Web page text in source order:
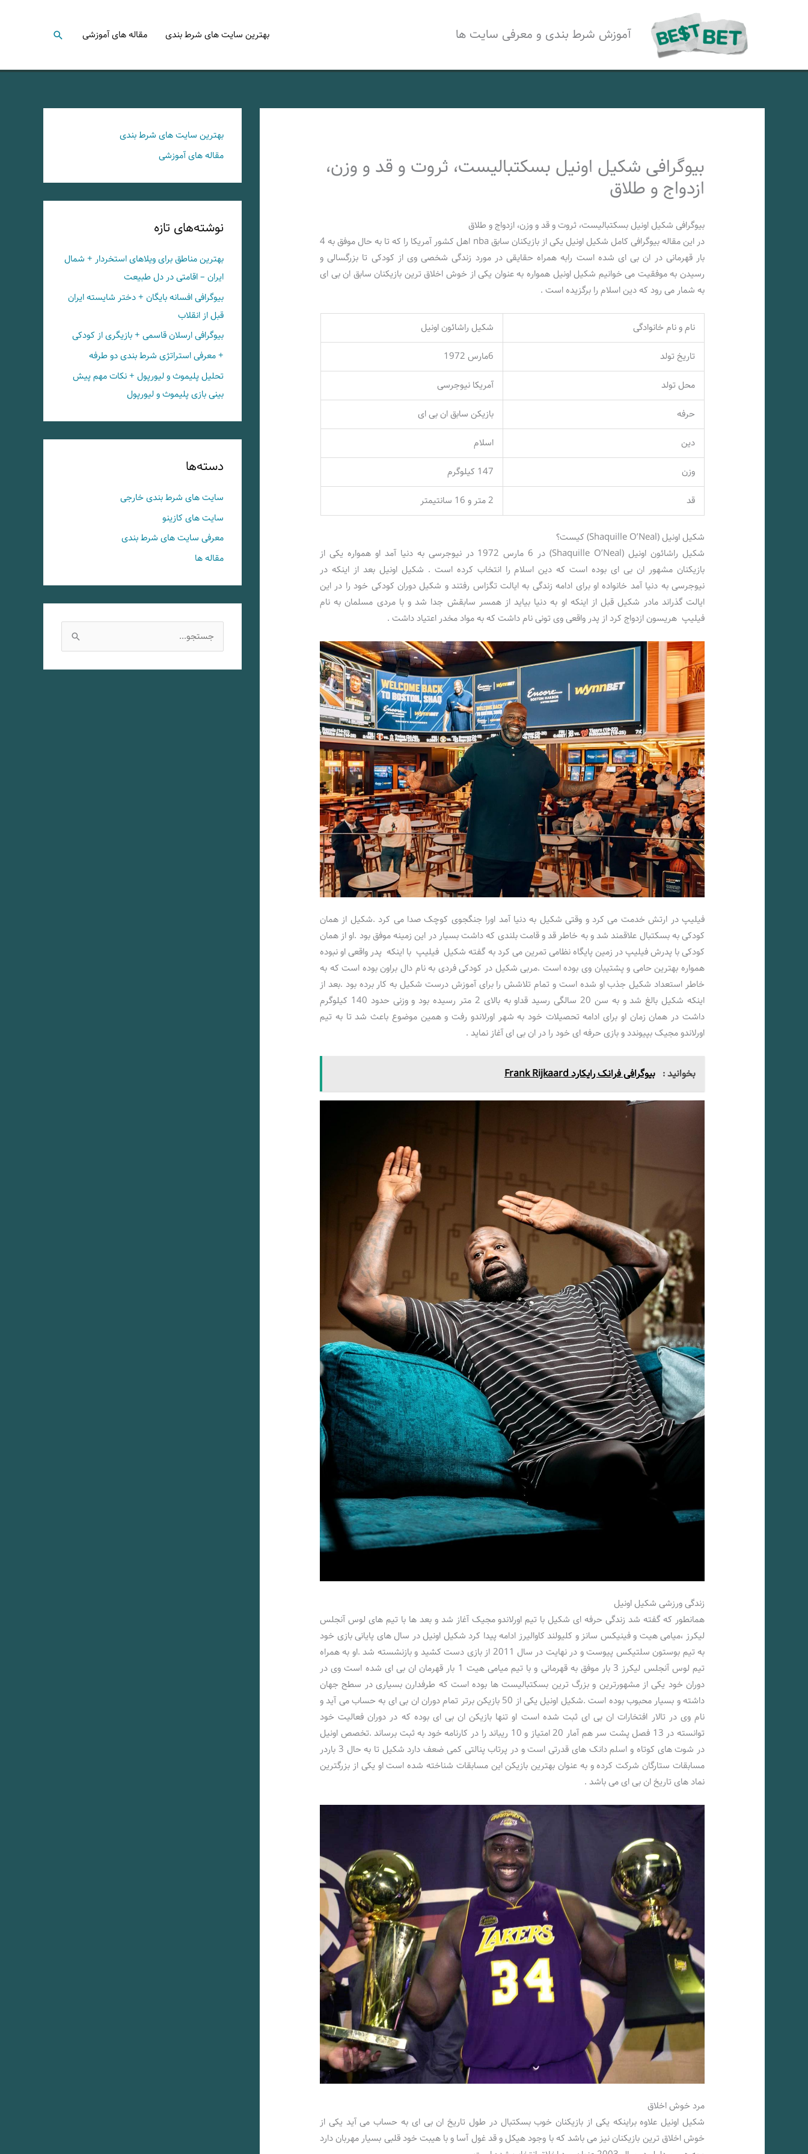
آموزش شرط بندی و معرفی سایت ها بهترین سایت های شرط بندی مقاله های آموزشی جستجو
بیوگرافی شکیل اونیل بسکتبالیست، ثروت و قد و وزن،
ازدواج و طلاق
بیوگرافی شکیل اونیل بسکتبالیست، ثروت و قد و وزن، ازدواج و طلاق
در این مقاله بیوگرافی کامل شکیل اونیل یکی از بازیکنان سابق nba اهل کشور آمریکا را که تا به حال موفق به 4
بار قهرمانی در ان بی ای شده است رابه همراه حقایقی در مورد زندگی شخصی وی از کودکی تا بزرگسالی و
رسیدن به موفقیت می خوانیم شکیل اونیل همواره به عنوان یکی از خوش اخلاق ترین بازیکنان سابق ان بی ای
به شمار می رود که دین اسلام را برگزیده است .
نام و نام خانوادگی
شکیل راشائون اونیل
تاریخ تولد
6مارس 1972
محل تولد
آمریکا نیوجرسی
حرفه
بازیکن سابق ان بی ای
دین
اسلام
وزن
147 کیلوگرم
قد
2 متر و 16 سانتیمتر
شکیل اونیل (Shaquille O’Neal) کیست؟
شکیل راشائون اونیل (Shaquille O’Neal) در 6 مارس 1972 در نیوجرسی به دنیا آمد او همواره یکی از
بازیکنان مشهور ان بی ای بوده است که دین اسلام را انتخاب کرده است . شکیل اونیل بعد از اینکه در
نیوجرسی به دنیا آمد خانواده او برای ادامه زندگی به ایالت تگزاس رفتند و شکیل دوران کودکی خود را در این
ایالت گذراند مادر شکیل قبل از اینکه او به دنیا بیاید از همسر سابقش جدا شد و با مردی مسلمان به نام
فیلیپ هریسون ازدواج کرد از پدر واقعی وی تونی نام داشت که به مواد مخدر اعتیاد داشت .
فیلیپ در ارتش خدمت می کرد و وقتی شکیل به دنیا آمد اورا جنگجوی کوچک صدا می کرد .شکیل از همان
کودکی به بسکتبال علاقمند شد و به خاطر قد و قامت بلندی که داشت بسیار در این زمینه موفق بود .او از همان
کودکی با پدرش فیلیپ در زمین پایگاه نظامی تمرین می کرد به گفته شکیل فیلیپ با اینکه پدر واقعی او نبوده
همواره بهترین حامی و پشتیبان وی بوده است .مربی شکیل در کودکی فردی به نام دال براون بوده است که به
خاطر استعداد شکیل جذب او شده است و تمام تلاشش را برای آموزش درست شکیل به کار برده بود .بعد از
اینکه شکیل بالغ شد و به سن 20 سالگی رسید قداو به بالای 2 متر رسیده بود و وزنی حدود 140 کیلوگرم
داشت در همان زمان او برای ادامه تحصیلات خود به شهر اورلاندو رفت و همین موضوع باعث شد تا به تیم
اورلاندو مجیک بپیوندد و بازی حرفه ای خود را در ان بی ای آغاز نماید .
بخوانید : بیوگرافی فرانک رایکارد Frank Rijkaard
زندگی ورزشی شکیل اونیل
همانطور که گفته شد زندگی حرفه ای شکیل با تیم اورلاندو مجیک آغاز شد و بعد ها با تیم های لوس آنجلس
لیکرز ،میامی هیت و فینیکس سانز و کلیولند کاوالیرز ادامه پیدا کرد شکیل اونیل در سال های پایانی بازی خود
به تیم بوستون سلتیکس پیوست و در نهایت در سال 2011 از بازی دست کشید و بازنشسته شد .او به همراه
تیم لوس آنجلس لیکرز 3 بار موفق به قهرمانی و با تیم میامی هیت 1 بار قهرمان ان بی ای شده است وی در
دوران خود یکی از مشهورترین و بزرگ ترین بسکتبالیست ها بوده است که طرفدارن بسیاری در سطح جهان
داشته و بسیار محبوب بوده است .شکیل اونیل یکی از 50 بازیکن برتر تمام دوران ان بی ای به حساب می آید و
نام وی در تالار افتخارات ان بی ای ثبت شده است او تنها بازیکن ان بی ای بوده که در دوران فعالیت خود
توانسته در 13 فصل پشت سر هم آمار 20 امتیاز و 10 ریباند را در کارنامه خود به ثبت برساند .تخصص اونیل
در شوت های کوتاه و اسلم دانک های قدرتی است و در پرتاب پنالتی کمی ضعف دارد شکیل تا به حال 3 باردر
مسابقات ستارگان شرکت کرده و به عنوان بهترین بازیکن این مسابقات شناخته شده است او یکی از بزرگترین
نماد های تاریخ ان بی ای می باشد .
مرد خوش اخلاق
شکیل اونیل علاوه براینکه یکی از بازیکنان خوب بسکتبال در طول تاریخ ان بی ای به حساب می آید یکی از
خوش اخلاق ترین بازیکنان نیز می باشد که با وجود هیکل و قد غول آسا و با هیبت خود قلبی بسیار مهربان دارد
بهترین سایت های شرط بندی
مقاله های آموزشی
نوشته‌های تازه
بهترین مناطق برای ویلاهای استخردار + شمال
ایران – اقامتی در دل طبیعت
بیوگرافی افسانه بایگان + دختر شایسته ایران
قبل از انقلاب
بیوگرافی ارسلان قاسمی + بازیگری از کودکی
+ معرفی استراتژی شرط بندی دو طرفه
تحلیل پلیموث و لیورپول + نکات مهم پیش
بینی بازی پلیموث و لیورپول
دسته‌ها
سایت های شرط بندی خارجی
سایت های کازینو
معرفی سایت های شرط بندی
مقاله ها
س
ت